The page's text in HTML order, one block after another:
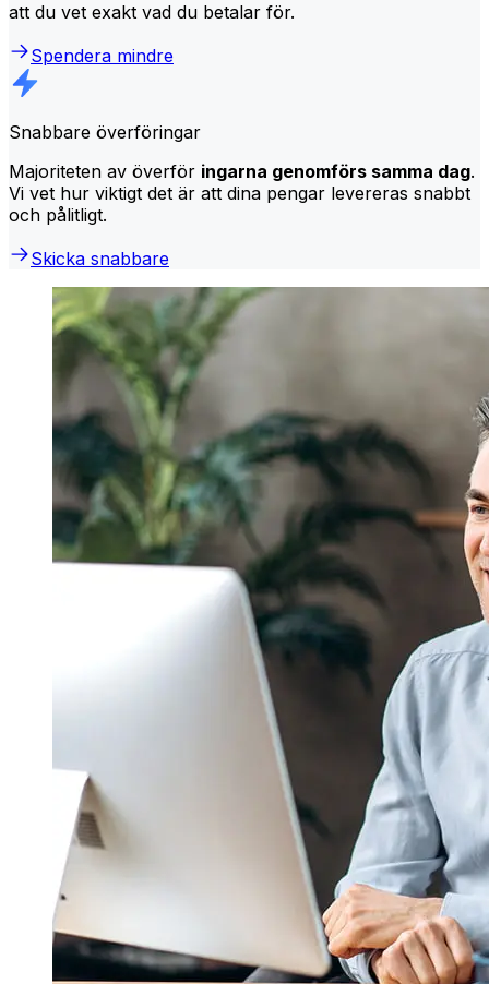
att du vet exakt vad du betalar för.
Spendera mindre
Snabbare överföringar
Majoriteten av överför ingarna genomförs samma dag.
Vi vet hur viktigt det är att dina pengar levereras snabbt
och pålitligt.
Skicka snabbare